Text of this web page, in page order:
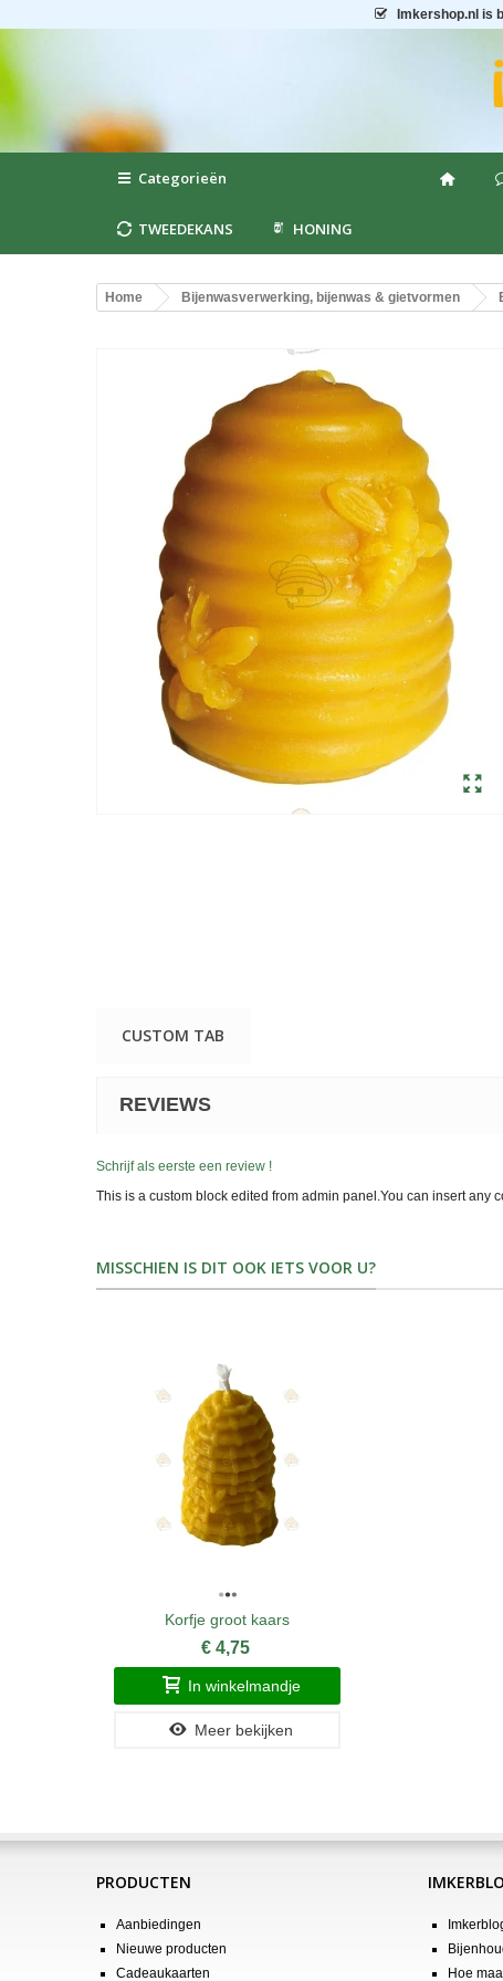
Imkershop.nl is
Categorieën
TWEEDEKANS HONING
Home Bijenwasverwerking, bijenwas & gietvormen
CUSTOM TAB
REVIEWS
Schrijf als eerste een review !
This is a custom block edited from admin panel.You can insert any
MISSCHIEN IS DIT OOK IETS VOOR U?
Korfje groot kaars
€ 4,75
In winkelmandje
Meer bekijken
PRODUCTEN
Aanbiedingen
Nieuwe producten
Cadeaukaarten
Hoe